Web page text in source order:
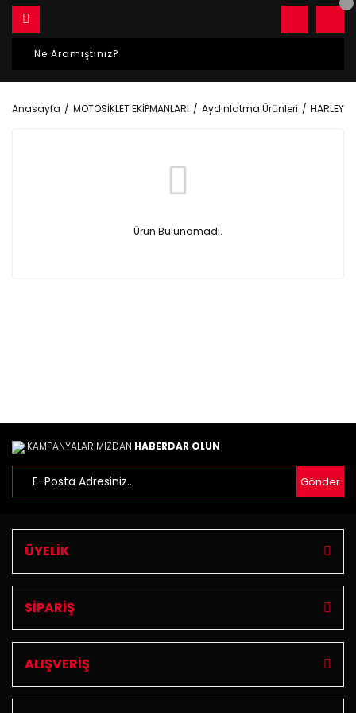
Anasayfa MOTOSİKLET EKİPMANLARI Aydınlatma Ürünleri HARLEY
Ürün Bulunamadı.
KAMPANYALARIMIZDAN HABERDAR OLUN
Gönder
ÜYELİK
SİPARİŞ
ALIŞVERİŞ